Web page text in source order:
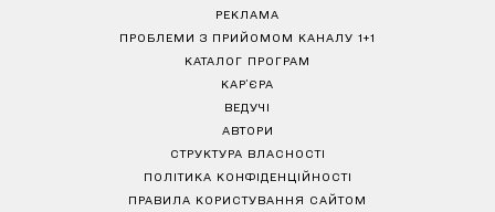
РЕКЛАМА
ПРОБЛЕМИ З ПРИЙОМОМ КАНАЛУ 1+1
КАТАЛОГ ПРОГРАМ
КАР’ЄРА
ВЕДУЧІ
АВТОРИ
СТРУКТУРА ВЛАСНОСТІ
ПОЛІТИКА КОНФІДЕНЦІЙНОСТІ
ПРАВИЛА КОРИСТУВАННЯ САЙТОМ